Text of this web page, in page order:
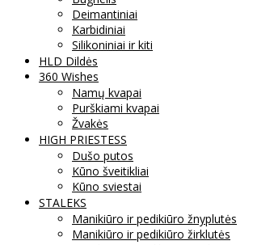
Deimantiniai
Karbidiniai
Silikoniniai ir kiti
HLD Dildės
360 Wishes
Namų kvapai
Purškiami kvapai
Žvakės
HIGH PRIESTESS
Dušo putos
Kūno šveitikliai
Kūno sviestai
STALEKS
Manikiūro ir pedikiūro žnyplutės
Manikiūro ir pedikiūro žirklutės